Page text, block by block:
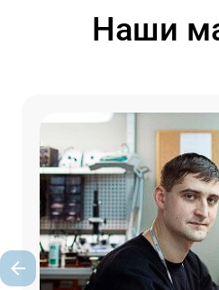
Наши